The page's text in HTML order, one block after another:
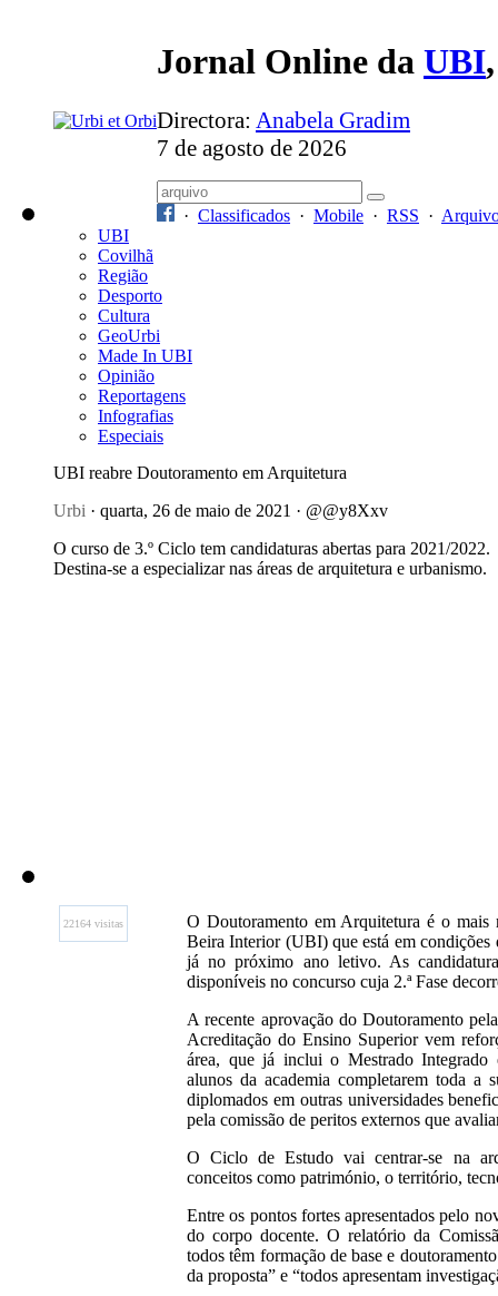
Jornal Online da UBI
Directora: Anabela Gradim
7 de agosto de 2026
· Classificados · Mobile · RSS ·
UBI
Covilhã
Região
Desporto
Cultura
GeoUrbi
Made In UBI
Opinião
Reportagens
Infografias
Especiais
UBI reabre Doutoramento em Arquitetura
Urbi · quarta, 26 de maio de 2021 · @@y8Xxv
O curso de 3.º Ciclo tem candidaturas abertas para 2021/2022.
Destina-se a especializar nas áreas de arquitetura e urbanismo.
22164 visitas
O Doutoramento em Arquitetura é o mais
Beira Interior (UBI) que está em condições
já no próximo ano letivo. As
disponíveis no concurso cuja 2.ª Fase
A recente aprovação do Doutoramento
Acreditação do Ensino Superior vem
área, que já inclui o Mestrado Integrado
alunos da academia completarem toda a
diplomados em outras universidades
pela comissão de peritos externos que
O Ciclo de Estudo vai centrar-se na
conceitos como património, o território,
Entre os pontos fortes apresentados pelo
do corpo docente. O relatório da
todos têm formação de base e
da proposta” e “todos apresentam